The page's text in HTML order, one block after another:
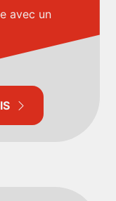
avec un